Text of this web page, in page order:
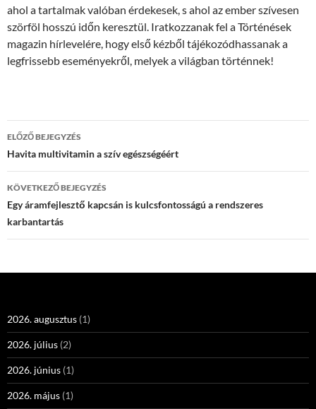
ahol a tartalmak valóban érdekesek, s ahol az ember szívesen
szörföl hosszú időn keresztül. Iratkozzanak fel a Történések
magazin hírlevelére, hogy első kézből tájékozódhassanak a
legfrissebb eseményekről, melyek a világban történnek!
Bejegyzés
navigáció
ELŐZŐ BEJEGYZÉS
Havita multivitamin a szív egészségéért
KÖVETKEZŐ BEJEGYZÉS
Egy áramfejlesztő kapcsán is kulcsfontosságú a rendszeres
karbantartás
2026. augusztus (1)
2026. július (2)
2026. június (1)
2026. május (1)